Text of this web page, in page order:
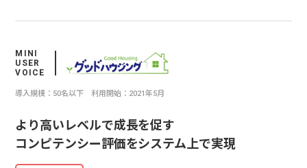
MINI
USER
VOICE
導入規模：50名以下 利用開始：2021年5月
より高いレベルで成長を促す
コンピテンシー評価をシステム上で実現